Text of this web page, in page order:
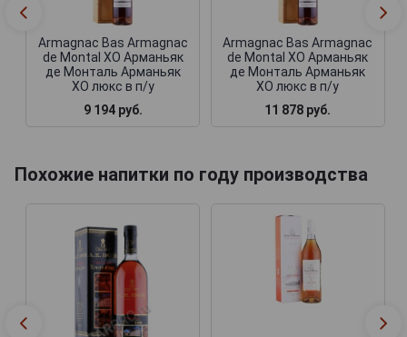
Armagnac Bas Armagnac
de Montal XO Арманьяк
де Монталь Арманьяк
ХО люкс в п/у
9 194 руб.
Armagnac Bas Armagnac
de Montal XO Арманьяк
де Монталь Арманьяк
ХО люкс в п/у
11 878 руб.
Похожие напитки по году производства